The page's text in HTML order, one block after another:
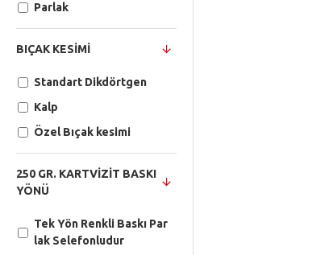
8x8 cm
8x10 cm
9x9 cm
9x10 cm
10x10 cm
Parlak
BIÇAK KESIMI
Standart Dikdörtgen
Kalp
Özel Bıçak kesimi
250 GR. KARTVIZIT BASKI
YÖNÜ
Tek Yön Renkli Baskı Par
lak Selefonludur